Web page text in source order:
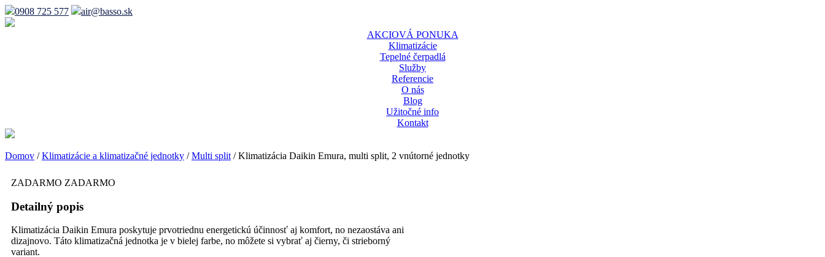
0908 725 577 air@basso.sk
AKCIOVÁ PONUKA
Klimatizácie
Tepelné čerpadlá
Služby
Referencie
O nás
Blog
Užitočné info
Kontakt
Domov /Klimatizácie a klimatizačné jednotky /Multi split /Klimatizácia Daikin Emura, multi split, 2 vnútorné jednotky
ZADARMO ZADARMO
Detailný popis
Klimatizácia Daikin Emura poskytuje prvotriednu energetickú účinnosť aj komfort, no nezaostáva ani
dizajnovo. Táto klimatizačná jednotka je v bielej farbe, no môžete si vybrať aj čierny, či strieborný
variant.